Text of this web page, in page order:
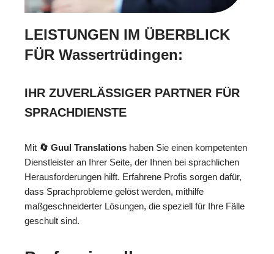
LEISTUNGEN IM ÜBERBLICK
FÜR Wassertrüdingen:
IHR ZUVERLÄSSIGER PARTNER FÜR
SPRACHDIENSTE
Mit 🔄 Guul Translations haben Sie einen kompetenten
Dienstleister an Ihrer Seite, der Ihnen bei sprachlichen
Herausforderungen hilft. Erfahrene Profis sorgen dafür,
dass Sprachprobleme gelöst werden, mithilfe
maßgeschneiderter Lösungen, die speziell für Ihre Fälle
geschult sind.